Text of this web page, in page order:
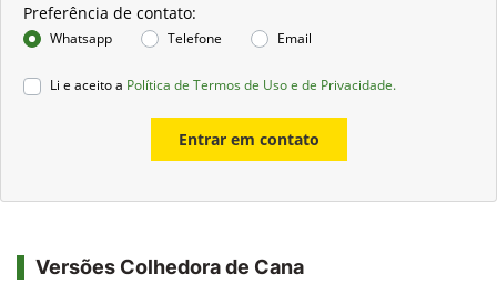
Preferência de contato:
Whatsapp Telefone Email
Li e aceito a Política de Termos de Uso e de Privacidade.
Entrar em contato
Versões Colhedora de Cana